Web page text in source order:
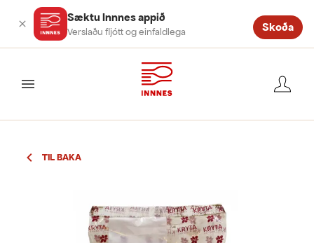
Sæktu Innnes appið
Verslaðu fljótt og einfaldlega Skoða
valmynd
TIL BAKA